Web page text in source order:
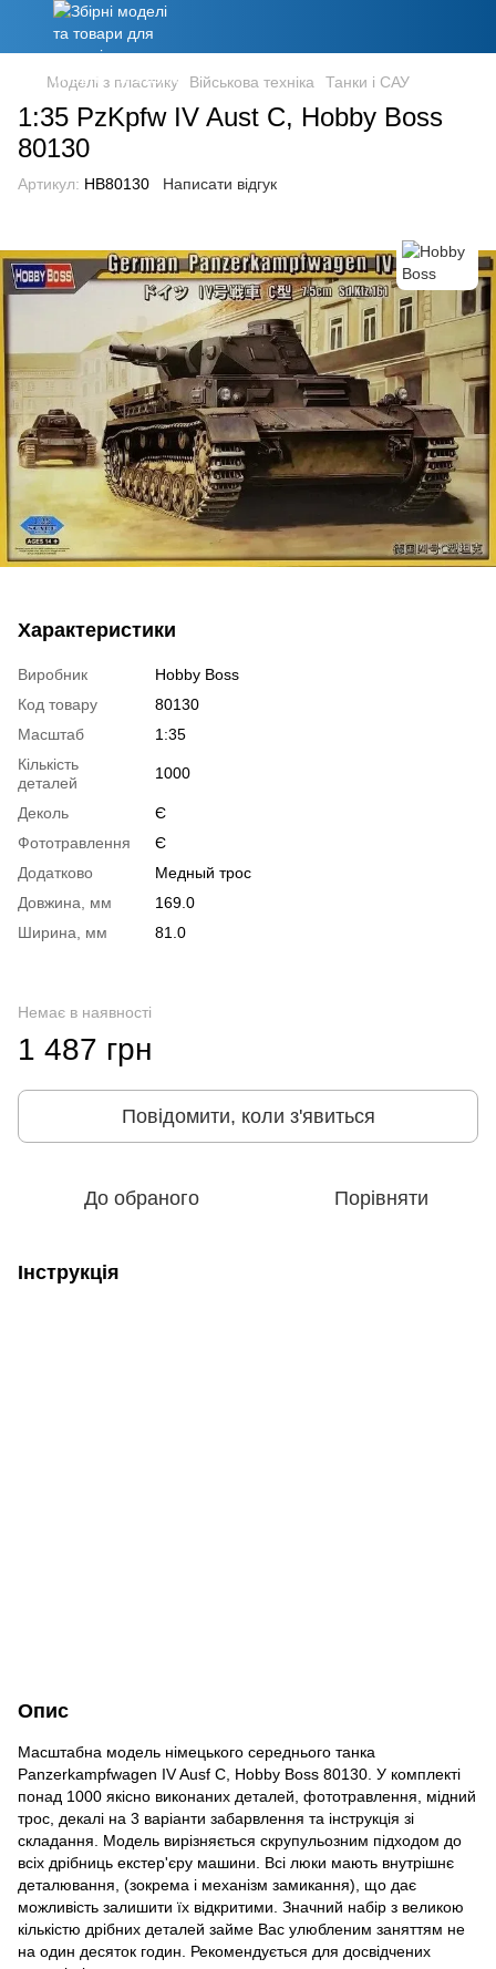
Моделі з пластику Військова техніка Танки і САУ
1:35 PzKpfw IV Aust C, Hobby Boss
80130
Артикул: HB80130 Написати відгук
Характеристики
Виробник
Hobby Boss
Код товару
80130
Масштаб
1:35
Кількість
деталей
1000
Деколь
Є
Фототравлення
Є
Додатково
Медный трос
Довжина, мм
169.0
Ширина, мм
81.0
Немає в наявності
1 487 грн
Повідомити, коли з'явиться
До обраного Порівняти
Інструкція
Опис
Масштабна модель німецького середнього танка
Panzerkampfwagen IV Ausf C, Hobby Boss 80130. У комплекті
понад 1000 якісно виконаних деталей, фототравлення, мідний
трос, декалі на 3 варіанти забарвлення та інструкція зі
складання. Модель вирізняється скрупульозним підходом до
всіх дрібниць екстер'єру машини. Всі люки мають внутрішнє
деталювання, (зокрема і механізм замикання), що дає
можливість залишити їх відкритими. Значний набір з великою
кількістю дрібних деталей займе Вас улюбленим заняттям не
на один десяток годин. Рекомендується для досвідчених